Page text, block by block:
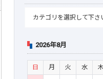
2026年8月
日 月 火 水 木